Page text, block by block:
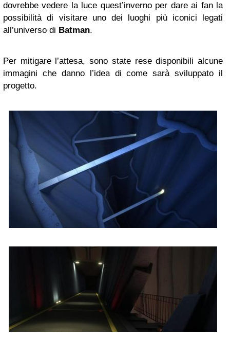
dovrebbe vedere la luce quest’inverno per dare ai fan la
possibilità di visitare uno dei luoghi più iconici legati
all’universo di Batman.
Per mitigare l’attesa, sono state rese disponibili alcune
immagini che danno l’idea di come sarà sviluppato il
progetto.